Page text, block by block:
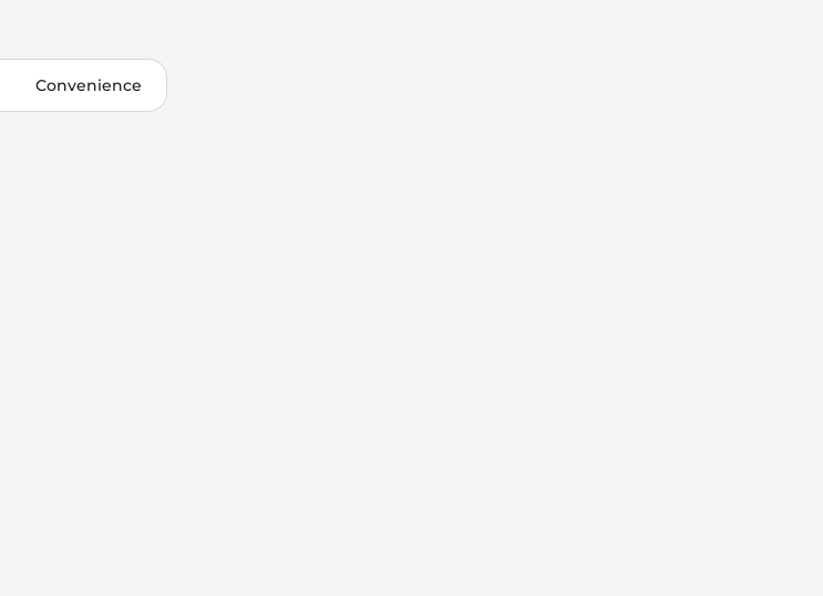
Convenience